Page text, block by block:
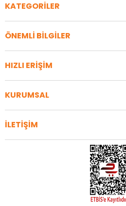
KATEGORİLER
ÖNEMLİ BİLGİLER
HIZLI ERİŞİM
KURUMSAL
İLETİŞİM